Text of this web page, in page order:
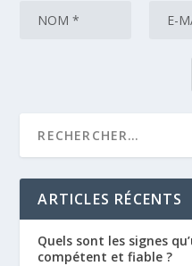
ARTICLES RÉCENTS
Quels sont les signes
compétent et fiable ?